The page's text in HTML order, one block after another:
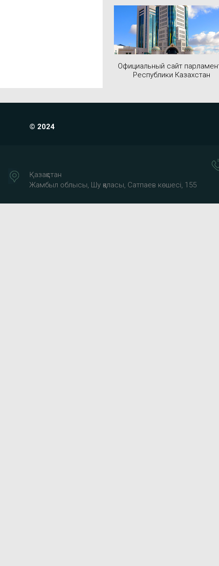
Официальный сайт
Республики Казахстан
© 2024
Қазақстан
Жамбыл облысы, Шу қаласы, Сатпаев көшесі, 155